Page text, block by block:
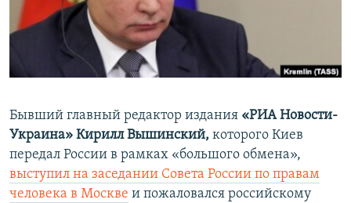
ПОБЕДИТЕЛЕЙ НЕ СУДЯТ?
КРЫМ.НЕПОКОРЕННЫЙ
ПРИСОЕДИНЯЙТЕСЬ!
Все сайты RFE/RL
Бывший главный редактор издания «РИА Новости-
Украина» Кирилл Вышинский, которого Киев
передал России в рамках «большого обмена»,
выступил на заседании Совета России по правам
человека в Москве и пожаловался российскому